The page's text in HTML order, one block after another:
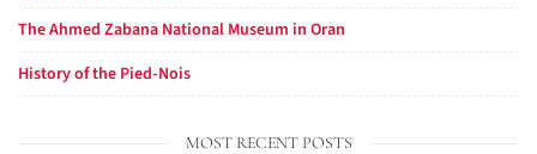
The Ahmed Zabana National Museum in Oran
History of the Pied-Nois
MOST RECENT POSTS